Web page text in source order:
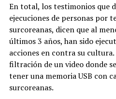
En total, los testimonios que
ejecuciones de personas por
surcoreanas, dicen que al
últimos 3 años, han sido
acciones en contra su
filtración de un video donde
tener una memoria USB con
surcoreanas.